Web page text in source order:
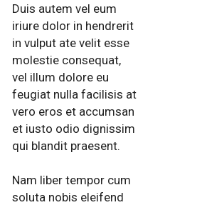
Duis autem vel eum
iriure dolor in hendrerit
in vulput ate velit esse
molestie consequat,
vel illum dolore eu
feugiat nulla facilisis at
vero eros et accumsan
et iusto odio dignissim
qui blandit praesent.
Nam liber tempor cum
soluta nobis eleifend